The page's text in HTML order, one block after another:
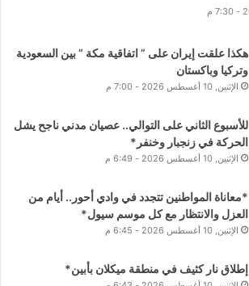
هكذا علقت إيران على ” اتفاقية مكة ” بين السعودية
وتركيا وباكستان
الإثنين, 10 أغسطس 2026 - 7:00 م
للأسبوع الثاني على التوالي.. عصيان مدني ناجح يشل
الحركة في زنجبار وخنفر*
الإثنين, 10 أغسطس 2026 - 6:49 م
*معاناة المواطنين تتجدد في وادي أحور.. أيام من
العزل والانتظار مع كل موسم سيول*
الإثنين, 10 أغسطس 2026 - 6:45 م
إطلاق نار كثيف في منطقة ميكلان بأبين*